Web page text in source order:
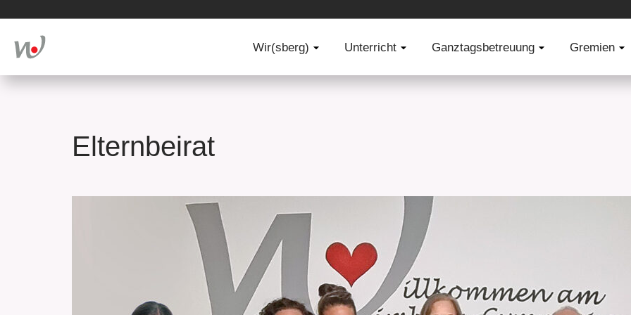
Wir(sberg) Unterricht Ganztagsbetreuung Gremien
Wir(sberg) Unterricht Ganztagsbetreuung
Elternbeirat